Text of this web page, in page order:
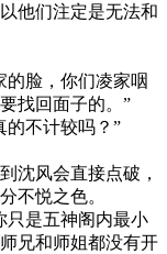
他们注定是无法和
的脸，你们凌家咽
找回面子的。”
的不计较吗？”
沈风会直接点破，
不悦之色。
只是五神阁内最小
兄和师姐都没有开